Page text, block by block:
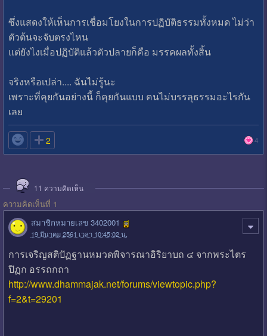
ซึ่งแสดงให้เห็นการเชื่อมโยงในการปฏิบัติธรรมทั้งหมด ไม่ว่า
ตัวต้นจะจับตรงไหน
แต่ยังไงเมื่อปฏิบัติแล้วตัวปลายก็คือ มรรคผลทั้งสิ้น
จริงหรือเปล่า.... ฉันไม่รู้นะ
เพราะที่คุยกันอย่างนี้ ก็คุยกันแบบ คนไม่บรรลุธรรมอะไรกัน
เลย
 2 4
11 ความคิดเห็น
ความคิดเห็นที่ 1
สมาชิกหมายเลข 3402001
19 มีนาคม 2561 เวลา 10:45:02 น.
การเจริญสติปัฏฐานหมวดพิจารณาอิริยาบถ ๔ จากพระไตร
ปิฏก อรรถกถา
http://www.dhammajak.net/forums/viewtopic.php?
f=2&t=29201